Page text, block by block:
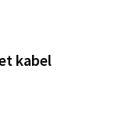
kabel